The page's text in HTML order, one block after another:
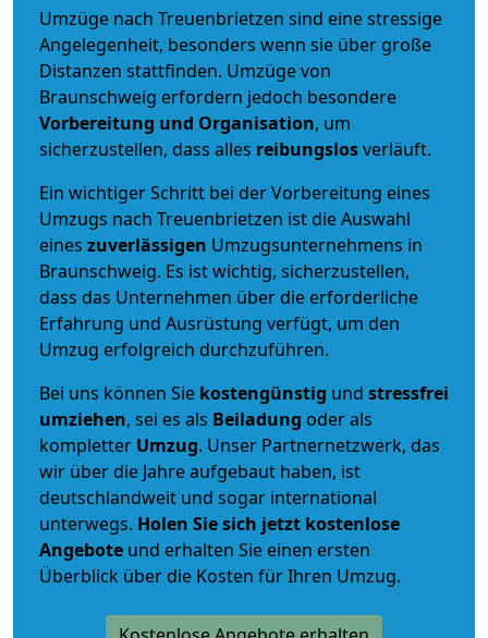
Umzüge nach Treuenbrietzen sind eine stressige
Angelegenheit, besonders wenn sie über große
Distanzen stattfinden. Umzüge von
Braunschweig erfordern jedoch besondere
Vorbereitung und Organisation, um
sicherzustellen, dass alles reibungslosverläuft.
Ein wichtiger Schritt bei der Vorbereitung eines
Umzugs nach Treuenbrietzen ist die Auswahl
eines zuverlässigen Umzugsunternehmens in
Braunschweig. Es ist wichtig, sicherzustellen,
dass das Unternehmen über die erforderliche
Erfahrung und Ausrüstung verfügt, um den
Umzug erfolgreich durchzuführen.
Bei uns können Sie kostengünstig und stressfrei
umziehen, sei es als Beiladung oder als
kompletter Umzug. Unser Partnernetzwerk, das
wir über die Jahre aufgebaut haben, ist
deutschlandweit und sogar international
unterwegs. Holen Sie sich jetzt kostenlose
Angebote und erhalten Sie einen ersten
Überblick über die Kosten für Ihren Umzug.